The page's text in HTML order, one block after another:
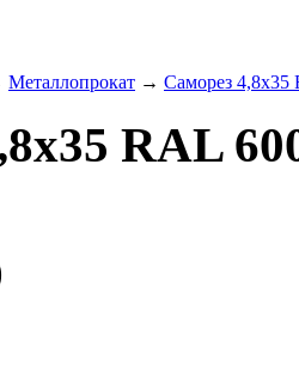
Металлопрокат → Саморез 4,8х35
RAL